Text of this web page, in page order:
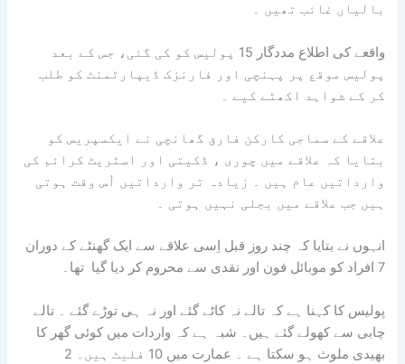
بالیاں غائب تھیں ۔
واقعے کی اطلاع مددگار 15 پولیس کو کی گئی، جس کے بعد
پولیس موقع پر پہنچی اور فارنزک ڈیپارٹمنٹ کو طلب
کر کے شواہد اکھٹے کیے ۔
علاقے کے سماجی کارکن فارق گھانچی نے ایکسپریس کو
بتایا کہ علاقے میں چوری ، ڈکیتی اور اسٹریٹ کرائم کی
وارداتیں عام ہیں ۔ زیادہ تر وارداتیں اُس وقت ہوتی
ہیں جب علاقے میں بجلی نہیں ہوتی ۔
انہوں نے بتایا کہ چند روز قبل اِسی علاقے سے ایک گھنٹے کے دوران
7 افراد کو موبائل فون اور نقدی سے محروم کر دیا گیا تھا۔
پولیس کا کہنا ہے کہ تالے نہ کاٹے گئے اور نہ ہی توڑے گئے ۔ تالے
چابی سے کھولے گئے ہیں۔ شبہ ہے کہ واردات میں کوئی گھر کا
بھیدی ملوث ہو سکتا ہے ۔ عمارت میں 10 فلیٹ ہیں۔ 2